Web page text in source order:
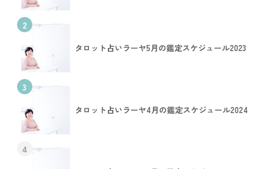
2
タロット占いラーヤ5月の鑑定スケジュール2023
3
タロット占いラーヤ4月の鑑定スケジュール2024
4